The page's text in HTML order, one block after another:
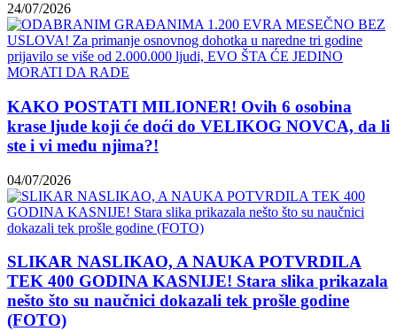
24/07/2026
KAKO POSTATI MILIONER! Ovih 6 osobina
krase ljude koji će doći do VELIKOG NOVCA, da li
ste i vi među njima?!
04/07/2026
SLIKAR NASLIKAO, A NAUKA POTVRDILA
TEK 400 GODINA KASNIJE! Stara slika prikazala
nešto što su naučnici dokazali tek prošle godine
(FOTO)